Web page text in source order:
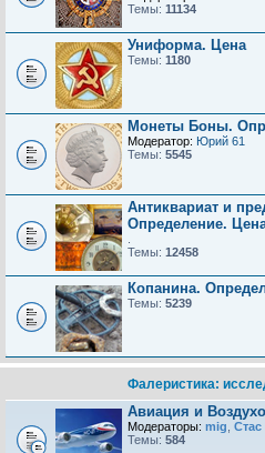
Темы: 11134
Униформа. Цена
Темы: 1180
Монеты Боны.
Модератор: Юрий 61
Темы: 5545
Антиквариат и
Определение.
Темы: 12458
Копанина.
Темы: 5239
Фалеристика:
Авиация и
Модераторы: mig
Темы: 584